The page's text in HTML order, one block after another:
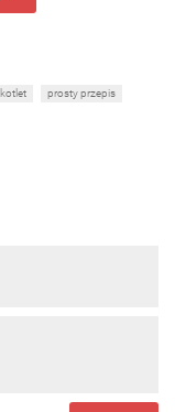
kotlet
prosty przepis